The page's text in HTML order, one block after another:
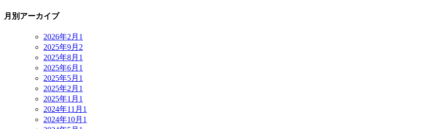
月別アーカイブ
2026年2月 1
2025年9月 2
2025年8月 1
2025年6月 1
2025年5月 1
2025年2月 1
2025年1月 1
2024年11月 1
2024年10月 1